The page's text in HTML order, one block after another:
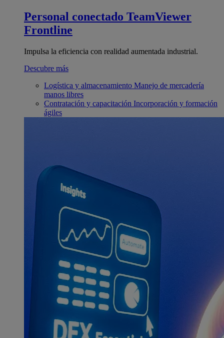
Personal conectado TeamViewer
Frontline
Impulsa la eficiencia con realidad aumentada industrial.
Descubre más
Logística y almacenamiento Manejo de mercadería
manos libres
Contratación y capacitación Incorporación y formación
ágiles